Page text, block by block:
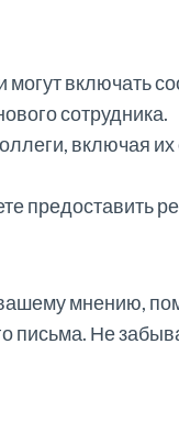
включать
сотрудника.
включая
предоставить
мнению,
письма. Не